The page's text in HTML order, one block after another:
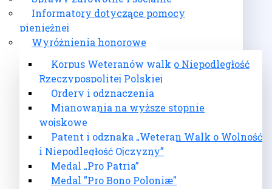
Informatory dotyczące pomocy
pieniężnej
Wyróżnienia honorowe
Korpus Weteranów walk o Niepodległość
Rzeczypospolitej Polskiej
Ordery i odznaczenia
Mianowania na wyższe stopnie
wojskowe
Patent i odznaka „Weteran Walk o Wolność
i Niepodległość Ojczyzny”
Medal „Pro Patria”
Medal "Pro Bono Poloniæ"